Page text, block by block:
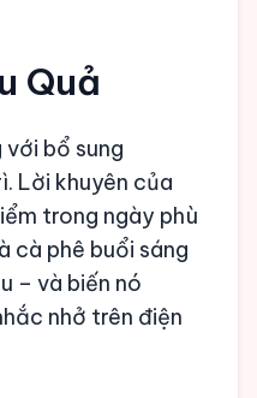
Quả
bổ sung
Lời khuyên của
trong ngày phù
cà phê buổi sáng
– và biến nó
nhở trên điện